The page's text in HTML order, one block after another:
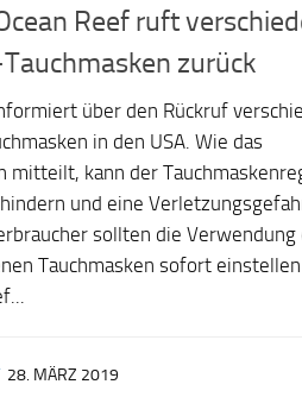
Reef ruft
zurück
über den Rückruf
in den USA. Wie das
mitteilt, kann der
und eine
sollten die Verwendung
Tauchmasken sofort
28. MÄRZ 2019